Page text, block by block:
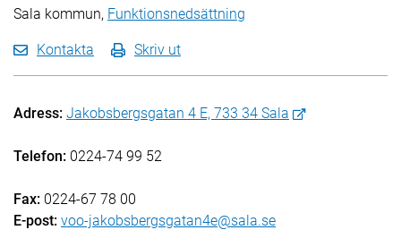
Sala kommun, Funktionsnedsättning
Kontakta Skriv ut
Adress: Jakobsbergsgatan 4 E, 733 34 Sala
Telefon: 0224-74 99 52
Fax: 0224-67 78 00
E-post: voo-jakobsbergsgatan4e@sala.se